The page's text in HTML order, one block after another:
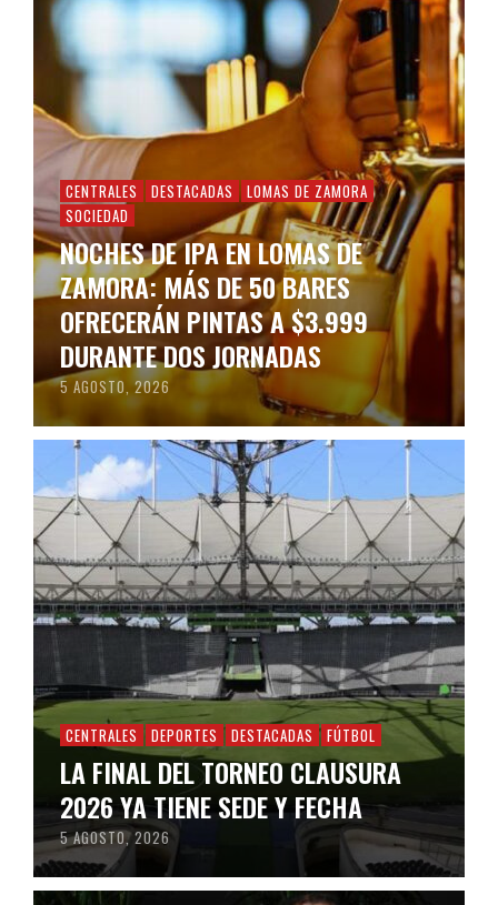
CENTRALES DESTACADAS
LOMAS DE ZAMORA
SOCIEDAD
NOCHES DE IPA EN LOMAS DE
ZAMORA: MÁS DE 50 BARES
OFRECERÁN PINTAS A $3.999
DURANTE DOS JORNADAS
5 AGOSTO, 2026
CENTRALES DEPORTES DESTACADAS FÚTBOL
LA FINAL DEL TORNEO CLAUSURA
2026 YA TIENE SEDE Y FECHA
5 AGOSTO, 2026